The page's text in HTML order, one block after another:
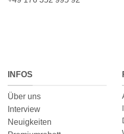
INFOS
Über uns
Interview
Neuigkeiten